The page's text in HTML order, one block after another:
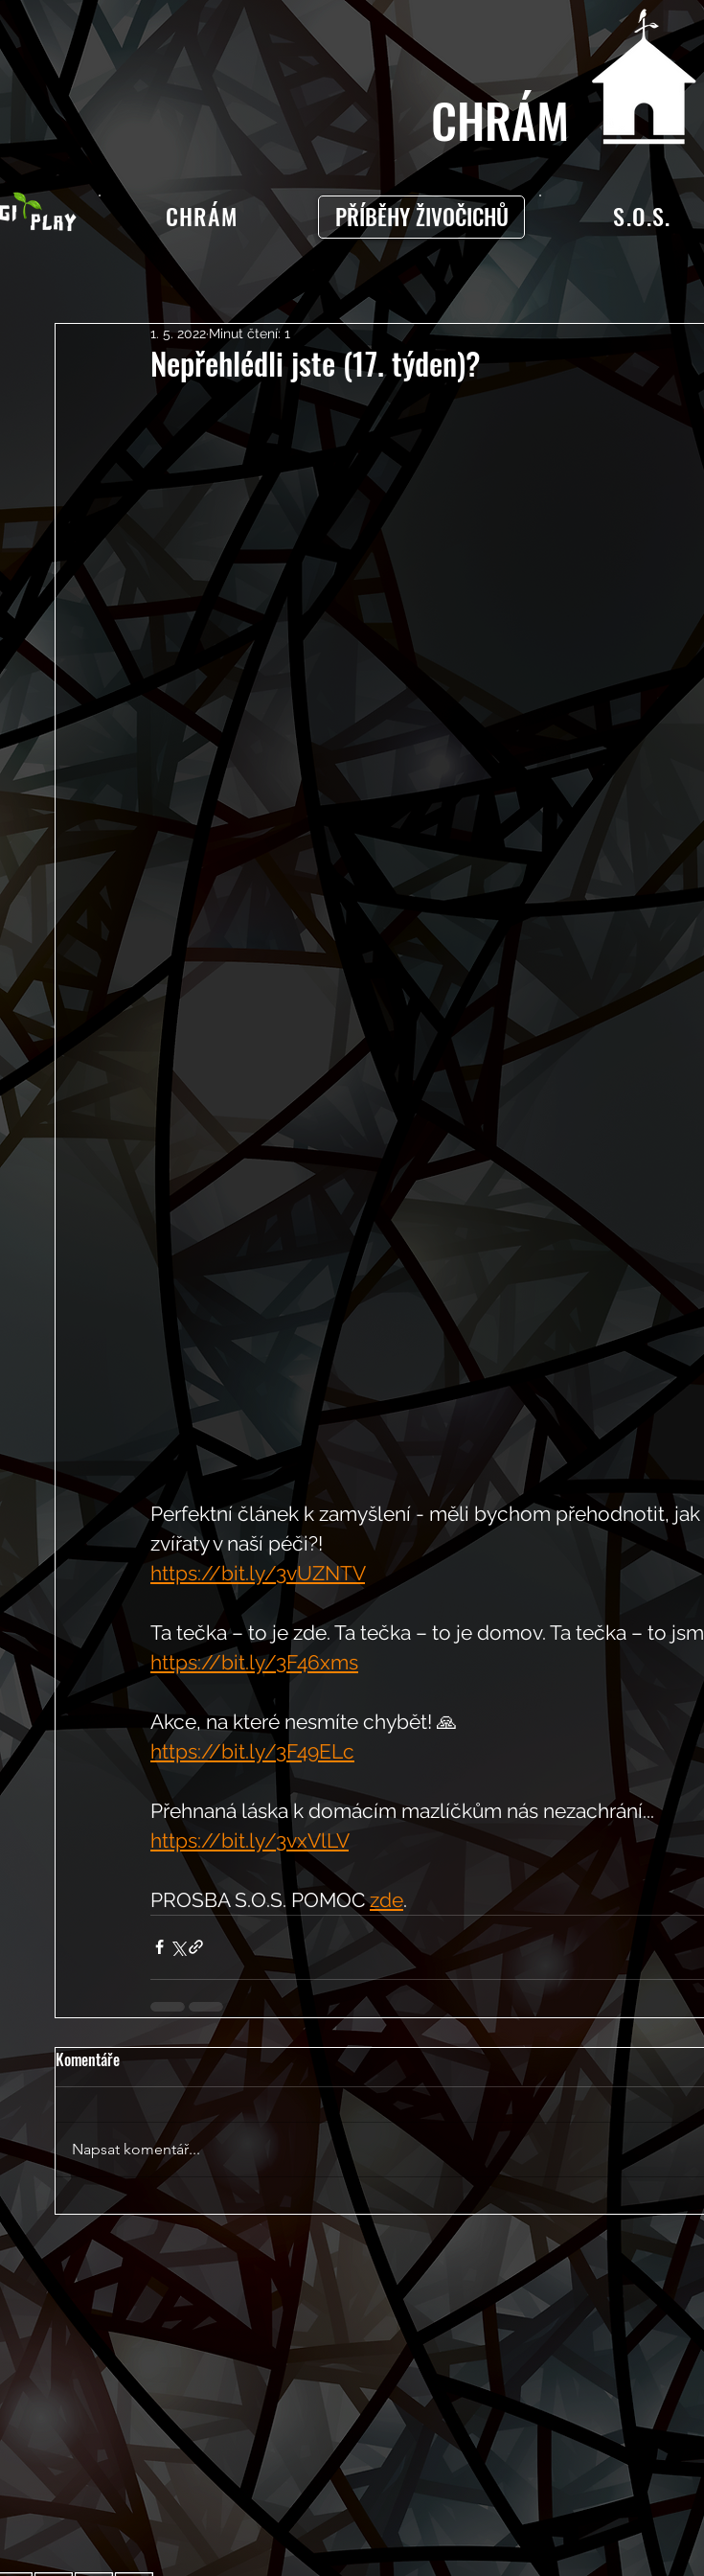
CHRÁM
CHRÁM PŘÍBĚHY ŽIVOČICHŮ S.O.S.
Nepřehlédli jste (17. týden)?
1. 5. 2022 Minut čtení: 1
Perfektní článek k zamyšlení - měli bychom přehodnotit,
zvířaty v naší péči?!
https://bit.ly/3vUZNTV
Ta tečka – to je zde. Ta tečka – to je domov. Ta tečka – to
https://bit.ly/3F46xms
Akce, na které nesmíte chybět! 🙏
https://bit.ly/3F49ELc
Přehnaná láska k domácím mazlíčkům nás nezachrání...
https://bit.ly/3vxVlLV
PROSBA S.O.S. POMOC zde.
Komentáře
Napsat komentář...